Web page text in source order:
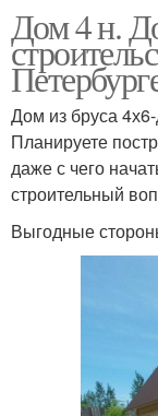
Дом 4 н.
Дом из бруса
Планируете
даже с чего
строительный
Выгодные